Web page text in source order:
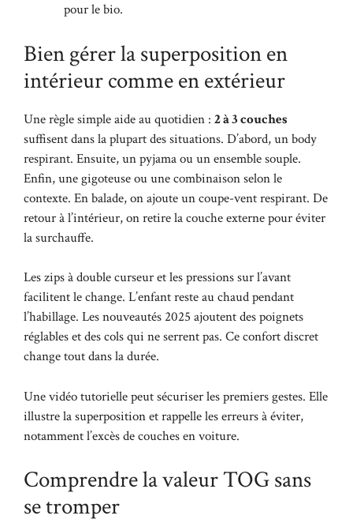
pour le bio.
Bien gérer la superposition en
intérieur comme en extérieur
Une règle simple aide au quotidien : 2 à 3 couches
suffisent dans la plupart des situations. D’abord, un body
respirant. Ensuite, un pyjama ou un ensemble souple.
Enfin, une gigoteuse ou une combinaison selon le
contexte. En balade, on ajoute un coupe-vent respirant. De
retour à l’intérieur, on retire la couche externe pour éviter
la surchauffe.
Les zips à double curseur et les pressions sur l’avant
facilitent le change. L’enfant reste au chaud pendant
l’habillage. Les nouveautés 2025 ajoutent des poignets
réglables et des cols qui ne serrent pas. Ce confort discret
change tout dans la durée.
Une vidéo tutorielle peut sécuriser les premiers gestes. Elle
illustre la superposition et rappelle les erreurs à éviter,
notamment l’excès de couches en voiture.
Comprendre la valeur TOG sans
se tromper